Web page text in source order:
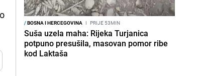
/BOSNA I HERCEGOVINA I PRIJE 53MIN
Suša uzela maha: Rijeka Turjanica
potpuno presušila, masovan pomor ribe
kod Laktaša